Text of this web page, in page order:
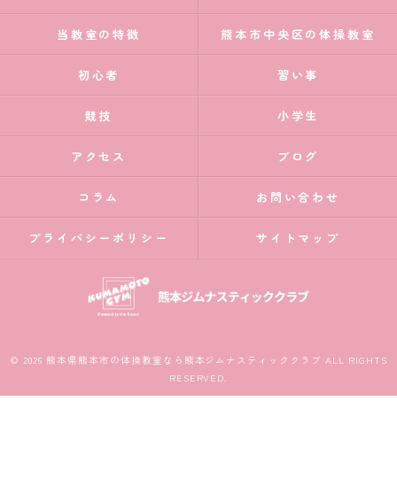
当教室の特徴 熊本市中央区の体操教室
初心者 習い事
競技 小学生
アクセス ブログ
コラム お問い合わせ
プライバシーポリシー サイトマップ
© 2026 熊本県熊本市の体操教室なら熊本ジムナスティッククラブ ALL RIGHTS
RESERVED.